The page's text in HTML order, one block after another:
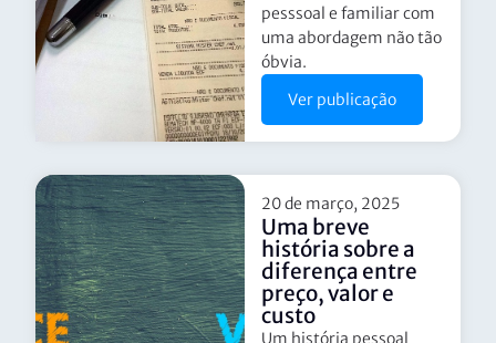
pesssoal e familiar com
uma abordagem não tão
óbvia.
Ver publicação
20 de março, 2025
Uma breve
história sobre a
diferença entre
preço, valor e
custo
Um história pessoal